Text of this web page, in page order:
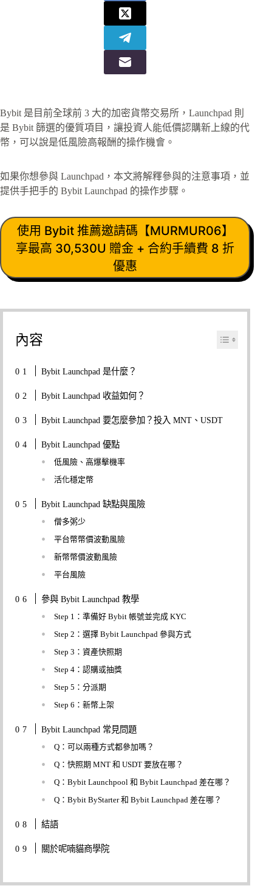
Bybit 是目前全球前 3 大的加密貨幣交易所，Launchpad 則
是 Bybit 篩選的優質項目，讓投資人能低價認購新上線的代
幣，可以說是低風險高報酬的操作機會。
如果你想參與 Launchpad，本文將解釋參與的注意事項，並
提供手把手的 Bybit Launchpad 的操作步驟。
使用 Bybit 推薦邀請碼【MURMUR06】
享最高 30,530U 贈金 + 合約手續費 8 折
優惠
內容
Bybit Launchpad 是什麼？
Bybit Launchpad 收益如何？
Bybit Launchpad 要怎麼參加？投入 MNT、USDT
Bybit Launchpad 優點
低風險、高爆擊機率
活化穩定幣
Bybit Launchpad 缺點與風險
僧多粥少
平台幣幣價波動風險
新幣幣價波動風險
平台風險
參與 Bybit Launchpad 教學
Step 1：準備好 Bybit 帳號並完成 KYC
Step 2：選擇 Bybit Launchpad 參與方式
Step 3：資產快照期
Step 4：認購或抽獎
Step 5：分派期
Step 6：新幣上架
Bybit Launchpad 常見問題
Q：可以兩種方式都參加嗎？
Q：快照期 MNT 和 USDT 要放在哪？
Q：Bybit Launchpool 和 Bybit Launchpad 差在哪？
Q：Bybit ByStarter 和 Bybit Launchpad 差在哪？
結語
關於呢喃貓商學院